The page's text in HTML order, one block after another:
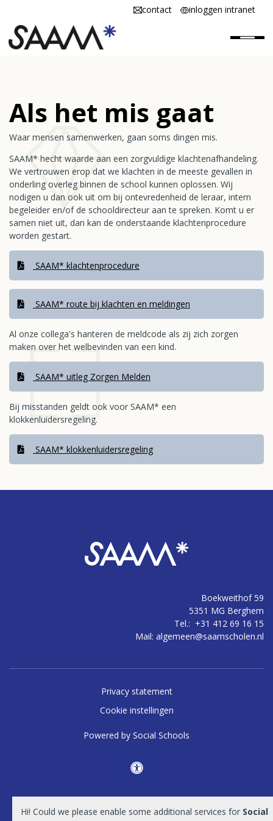
contact inloggen intranet
SAAM* is
SAAM* werken
SAAM* scholen
Vacatures
Als het mis gaat
Waar mensen samenwerken, gaan soms dingen mis.
SAAM* hecht waarde aan een zorgvuldige klachtenafhandeling.
We vertrouwen erop dat we klachten in de meeste gevallen in
onderling overleg binnen de school kunnen oplossen. Wij
nodigen u dan ook uit om bij ontevredenheid de leraar, intern
begeleider en/of de schooldirecteur aan te spreken. Komt u er
samen niet uit, dan kan de onderstaande klachtenprocedure
worden gestart.
SAAM* klachtenprocedure
SAAM* route bij klachten en meldingen
Al onze collega's hanteren de meldcode als zij zich zorgen
maken over het welbevinden van een kind.
SAAM* uitleg Zorgen Melden
Bij misstanden geldt ook voor SAAM* een
klokkenluidersregeling.
SAAM* klokkenluidersregeling
Boekweithof 59
5351 MG Berghem
Tel.: +31 412 69 16 15
Mail: algemeen@saamscholen.nl
Privacy statement
Cookie instellingen
Powered by Social Schools
Hi! Could we please enable some additional services for Social